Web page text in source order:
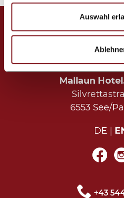
Auswahl
Mallaun
6553 See/
DE
+43